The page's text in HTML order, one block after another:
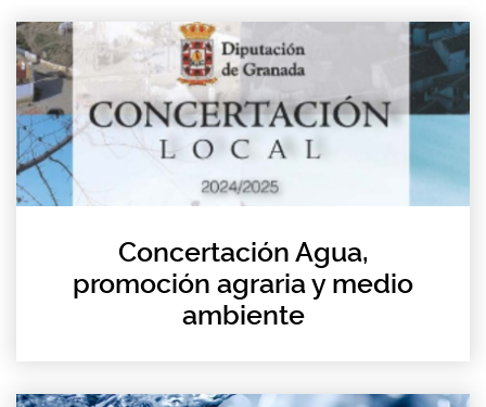
Concertación Agua,
promoción agraria y medio
ambiente